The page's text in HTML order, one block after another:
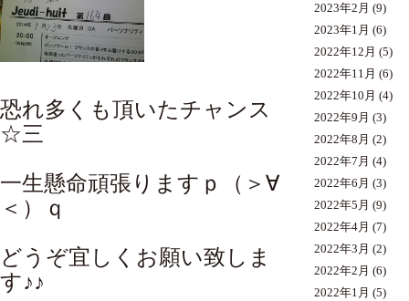
恐れ多くも頂いたチャンス
☆三
一生懸命頑張りますｐ（＞∀
＜）ｑ
どうぞ宜しくお願い致しま
す♪♪
2023年2月 (9)
2023年1月 (6)
2022年12月 (5)
2022年11月 (6)
2022年10月 (4)
2022年9月 (3)
2022年8月 (2)
2022年7月 (4)
2022年6月 (3)
2022年5月 (9)
2022年4月 (7)
2022年3月 (2)
2022年2月 (6)
2022年1月 (5)